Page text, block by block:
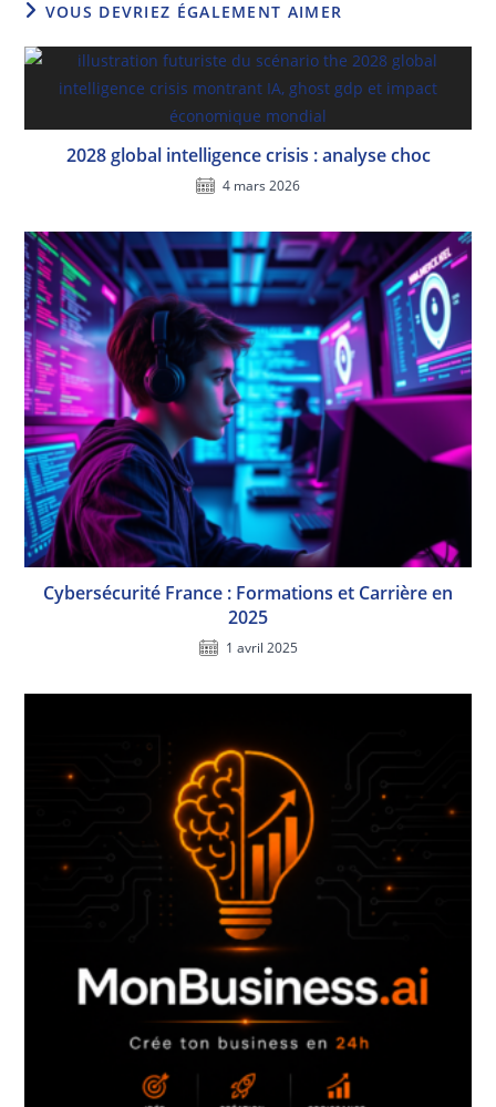
VOUS DEVRIEZ ÉGALEMENT AIMER
2028 global intelligence crisis : analyse choc
4 mars 2026
Cybersécurité France : Formations et Carrière en
2025
1 avril 2025